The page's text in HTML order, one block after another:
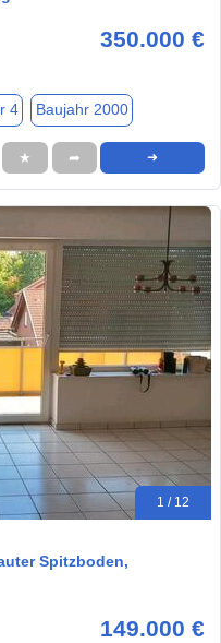
350.000 €
4 Baujahr 2000
★ ➦ ➜
1 / 12
Spitzboden,
149.000 €